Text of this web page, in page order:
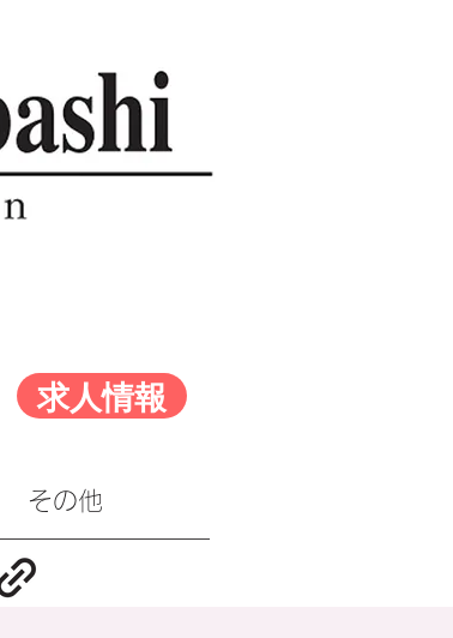
求人情報
その他